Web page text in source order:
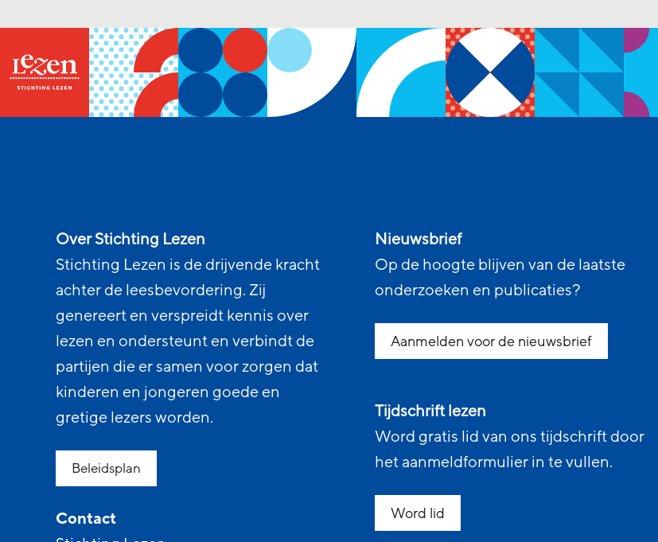
Over Stichting Lezen
Stichting Lezen is de drijvende kracht
achter de leesbevordering. Zij
genereert en verspreidt kennis over
lezen en ondersteunt en verbindt de
partijen die er samen voor zorgen dat
kinderen en jongeren goede en
gretige lezers worden.
Beleidsplan
Contact
Nieuwsbrief
Op de hoogte blijven van de laatste
onderzoeken en publicaties?
Aanmelden voor de nieuwsbrief
Tijdschrift lezen
Word gratis lid van ons tijdschrift door
het aanmeldformulier in te vullen.
Word lid